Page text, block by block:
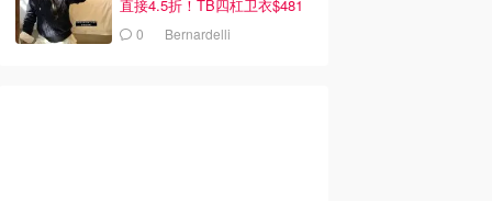
直接4.5折！TB四杠卫衣$481
0 Bernardelli